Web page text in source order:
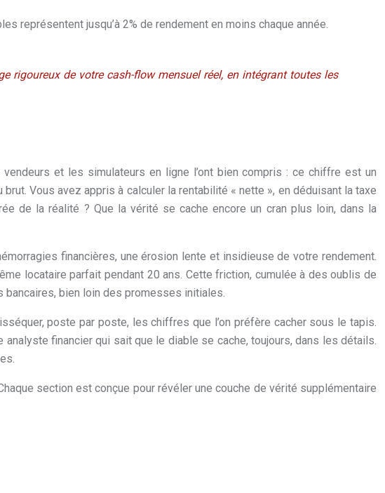
représentent jusqu’à 2% de rendement en moins chaque année.
rigoureux de votre cash-flow mensuel réel, en intégrant toutes les
et les simulateurs en ligne l’ont bien compris : ce chiffre est un
Vous avez appris à calculer la rentabilité « nette », en déduisant la taxe
de la réalité ? Que la vérité se cache encore un cran plus loin, dans la
financières, une érosion lente et insidieuse de votre rendement.
locataire parfait pendant 20 ans. Cette friction, cumulée à des oublis de
bien loin des promesses initiales.
poste par poste, les chiffres que l’on préfère cacher sous le tapis.
analyste financier qui sait que le diable se cache, toujours, dans les détails.
section est conçue pour révéler une couche de vérité supplémentaire